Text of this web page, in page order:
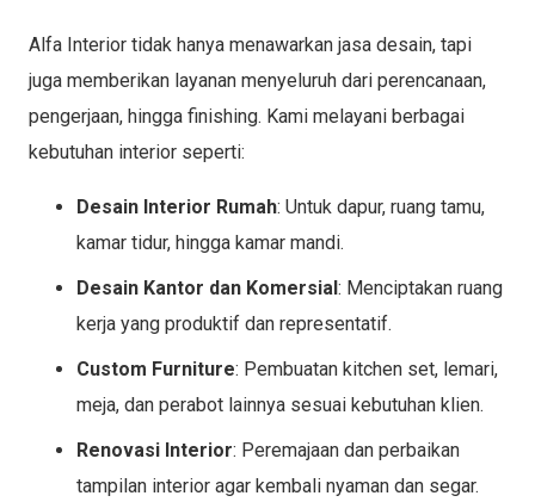
Alfa Interior tidak hanya menawarkan jasa desain, tapi
juga memberikan layanan menyeluruh dari perencanaan,
pengerjaan, hingga finishing. Kami melayani berbagai
kebutuhan interior seperti:
Desain Interior Rumah: Untuk dapur, ruang tamu,
kamar tidur, hingga kamar mandi.
Desain Kantor dan Komersial: Menciptakan ruang
kerja yang produktif dan representatif.
Custom Furniture: Pembuatan kitchen set, lemari,
meja, dan perabot lainnya sesuai kebutuhan klien.
Renovasi Interior: Peremajaan dan perbaikan
tampilan interior agar kembali nyaman dan segar.